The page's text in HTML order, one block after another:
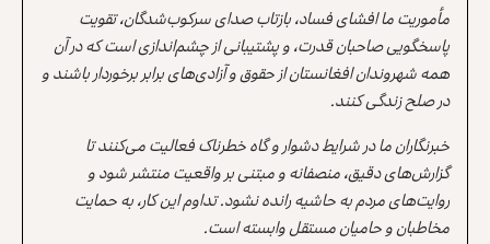
مأموریت ما افشای فساد، بازتاب صدای سرکوب‌شدگان، تقویت
پاسخگویی صاحبان قدرت، و پشتیبانی از چشم‌اندازی است که در آن
همه شهروندان افغانستان از حقوق و آزادی‌های برابر برخوردار باشند و
در صلح زندگی کنند.
خبرنگاران ما در شرایط دشوار و گاه خطرناک فعالیت می‌کنند تا
گزارش‌های دقیق، منصفانه و مبتنی بر واقعیت منتشر شود و
روایت‌های مردم به حاشیه رانده نشود. تداوم این کار، به حمایت
مخاطبان و حامیان مستقل وابسته است.